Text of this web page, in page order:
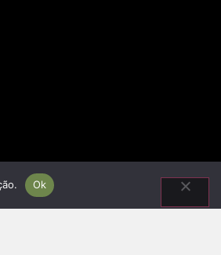
Ok